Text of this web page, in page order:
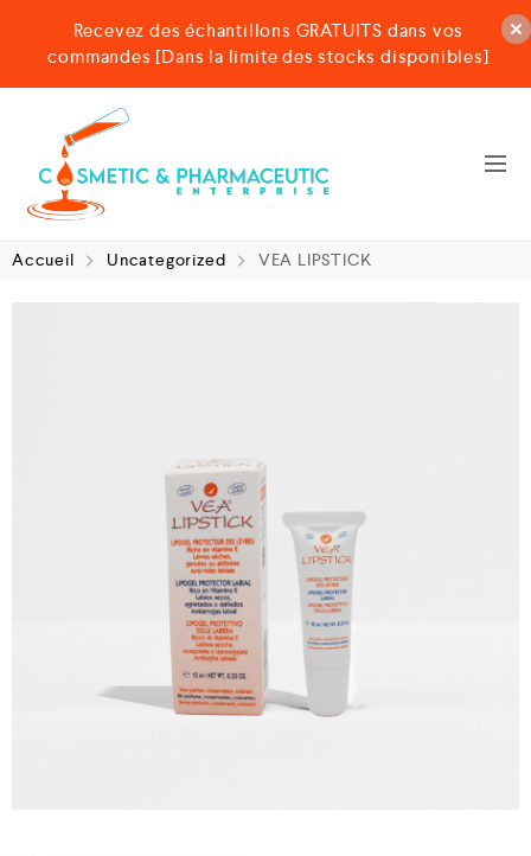
Accueil Uncategorized VEA LIPSTICK
Recevez des échantillons GRATUITS dans vos
commandes [Dans la limite des stocks disponibles]